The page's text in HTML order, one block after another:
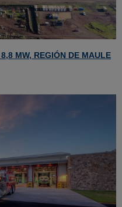
MW, REGIÓN DE MAULE